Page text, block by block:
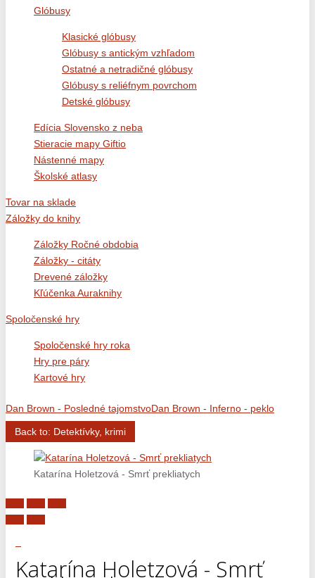
Glóbusy
Klasické glóbusy
Glóbusy s antickým vzhľadom
Ostatné a netradičné glóbusy
Glóbusy s reliéfnym povrchom
Detské glóbusy
Edícia Slovensko z neba
Stieracie mapy Giftio
Nástenné mapy
Školské atlasy
Tovar na sklade
Záložky do knihy
Záložky Ročné obdobia
Záložky - citáty
Drevené záložky
Kľúčenka Auraknihy
Spoločenské hry
Spoločenské hry roka
Hry pre páry
Kartové hry
Dan Brown - Posledné tajomstvoDan Brown - Inferno - peklo
Back to: Detektívky, krimi
Katarína Holetzová - Smrť prekliatych
Katarína Holetzová - Smrť